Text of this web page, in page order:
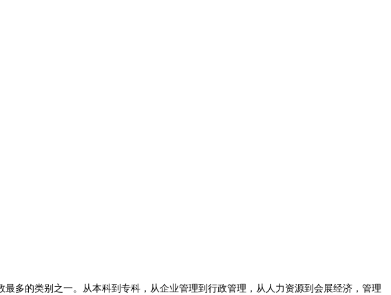
多的类别之一。从本科到专科，从企业管理到行政管理，从人力资源到会展经济，管理